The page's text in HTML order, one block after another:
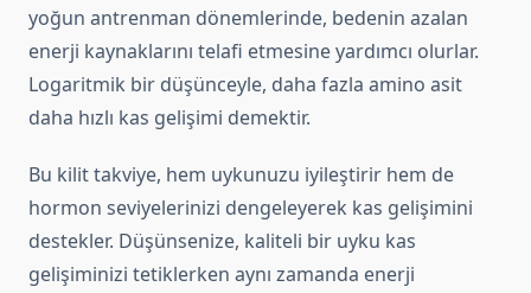
yoğun antrenman dönemlerinde, bedenin azalan
enerji kaynaklarını telafi etmesine yardımcı olurlar.
Logaritmik bir düşünceyle, daha fazla amino asit
daha hızlı kas gelişimi demektir.
Bu kilit takviye, hem uykunuzu iyileştirir hem de
hormon seviyelerinizi dengeleyerek kas gelişimini
destekler. Düşünsenize, kaliteli bir uyku kas
gelişiminizi tetiklerken aynı zamanda enerji